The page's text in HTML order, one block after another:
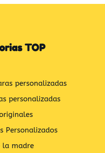
TOP
personalizadas
personalizadas
Personalizados
la madre